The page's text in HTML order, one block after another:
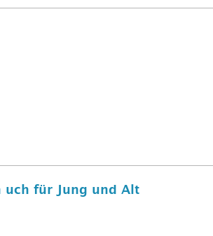
uch für Jung und Alt